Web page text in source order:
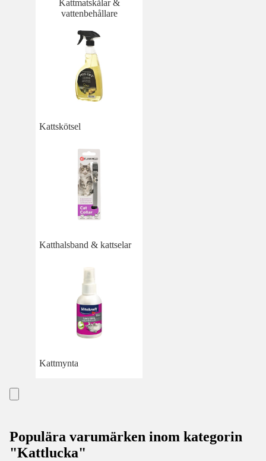
Kattmatskålar &
vattenbehållare
Kattskötsel
Katthalsband & kattselar
Kattmynta
Populära varumärken inom kategorin
"Kattlucka"